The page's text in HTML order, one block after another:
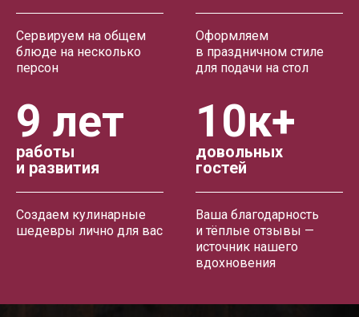
Сервируем на общем
блюде на несколько
персон
Оформляем
в праздничном стиле
для подачи на стол
9 лет
работы
и развития
Создаем кулинарные
шедевры лично для вас
10к+
довольных
гостей
Ваша благодарность
и тёплые отзывы —
источник нашего
вдохновения